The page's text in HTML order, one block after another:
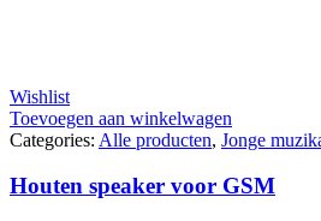
Wishlist
Toevoegen aan winkelwagen
Categories: Alle producten, Jonge
Houten speaker voor GSM